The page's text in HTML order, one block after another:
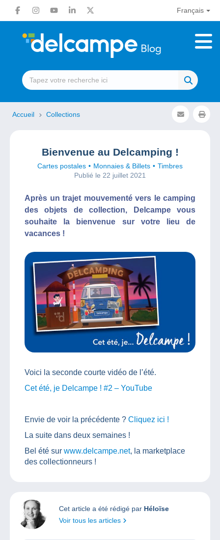
Français
Accueil Collections
Bienvenue au Delcamping !
Cartes postales Monnaies & Billets
Timbres
Publié le 22 juillet 2021
Après un trajet mouvementé vers le camping
des objets de collection, Delcampe vous
souhaite la bienvenue sur votre lieu de
vacances !
Voici la seconde courte vidéo de l’été.
Cet été, je Delcampe ! #2 – YouTube
Envie de voir la précédente ? Cliquez ici !
La suite dans deux semaines !
Bel été sur www.delcampe.net, la marketplace
des collectionneurs !
Cet article a été rédigé par Héloïse
Voir tous les articles